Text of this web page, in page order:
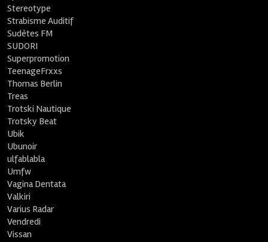
Stereotype
Strabisme Auditif
Sudètes FM
SUDORI
Superpromotion
TeenageFrxxs
Thomas Berlin
Treas
Trotski Nautique
Trotsky Beat
Ubik
Ubunoir
ulfablabla
Umfw
Vagina Dentata
Valkiri
Varius Radar
Vendredi
Vissan